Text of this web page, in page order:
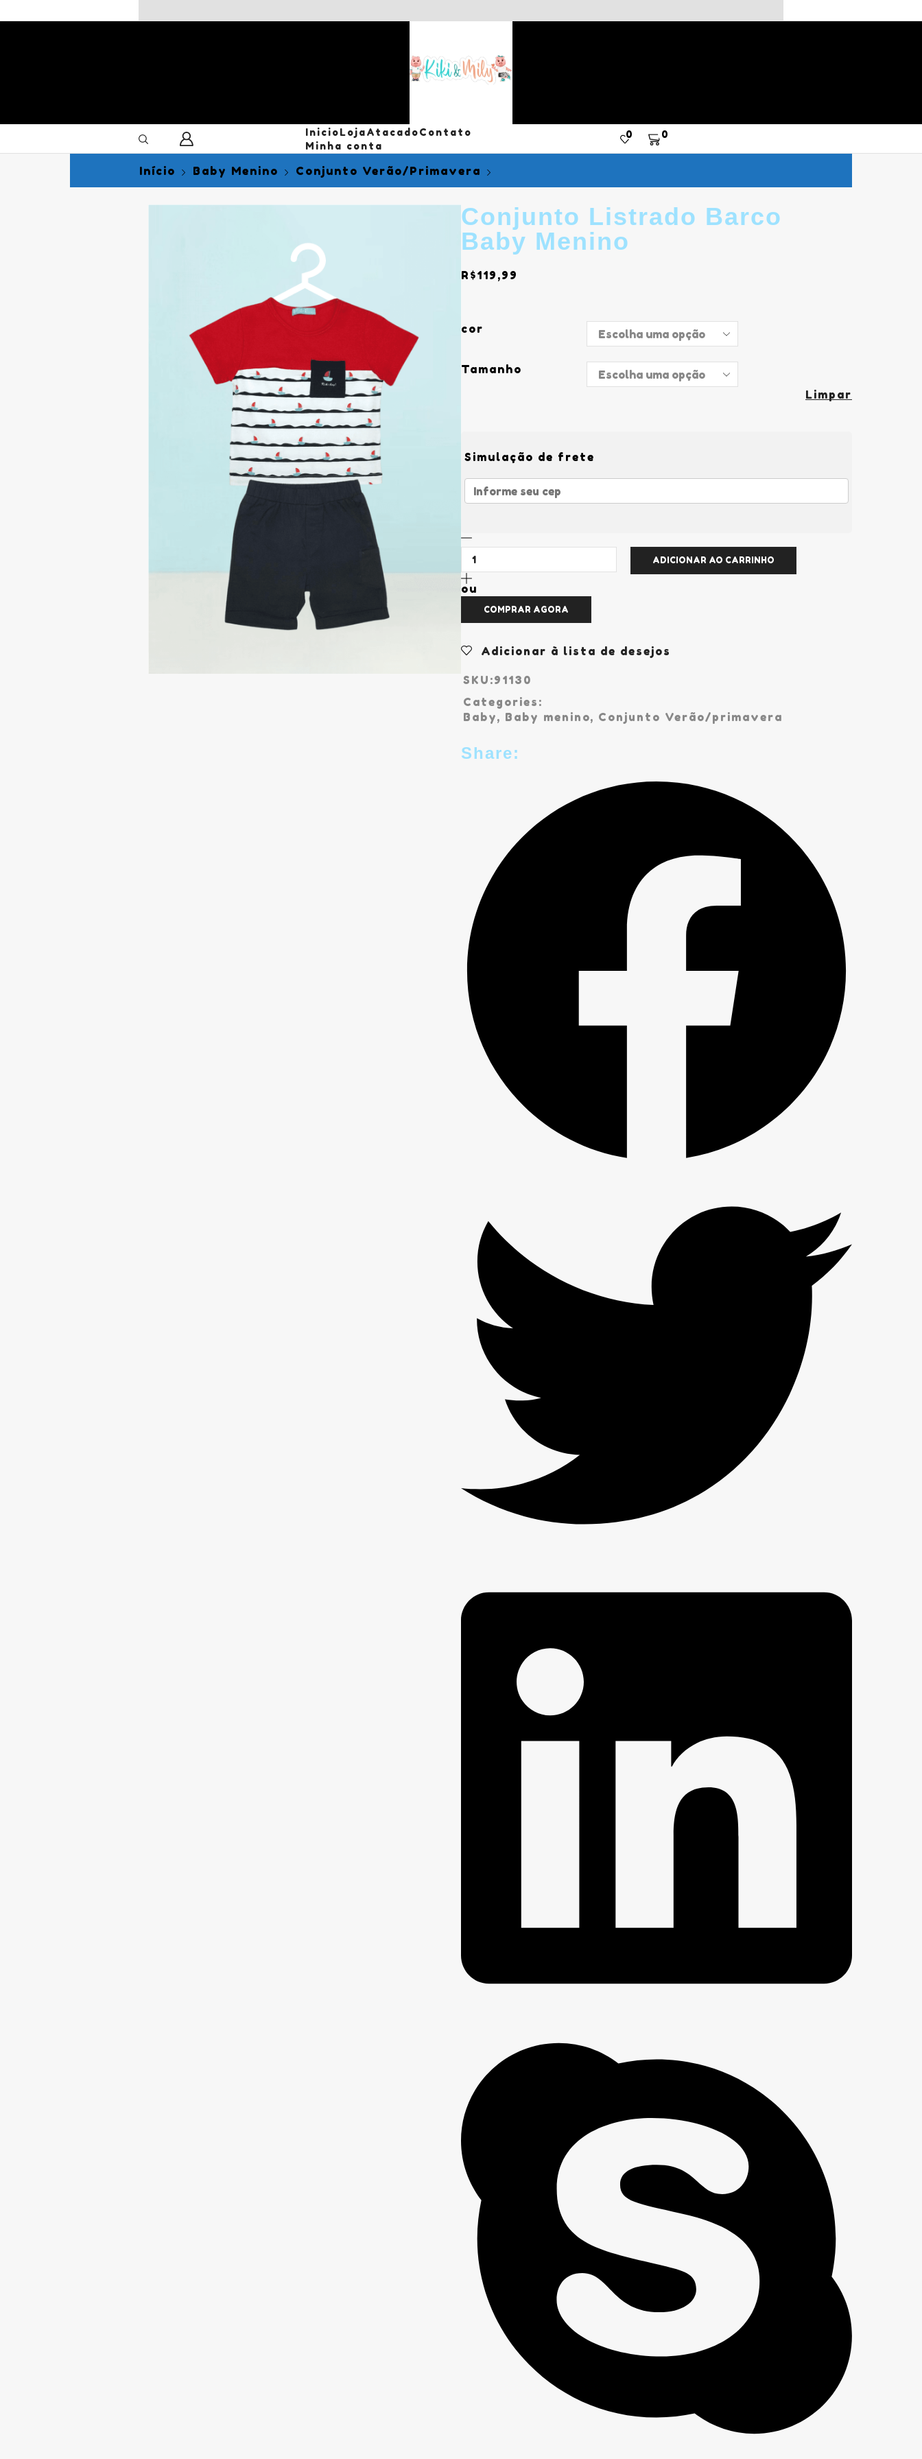
InicioLojaAtacadoContato
Minha conta
0 0
Início Baby Menino Conjunto Verão/primavera
Conjunto Listrado Barco
Baby Menino
R$119,99
cor
Tamanho
Limpar
Simulação de frete
ADICIONAR AO CARRINHO
ou
COMPRAR AGORA
Adicionar à lista de desejos
SKU:91130
Categories:
Baby, Baby menino, Conjunto Verão/primavera
Share: